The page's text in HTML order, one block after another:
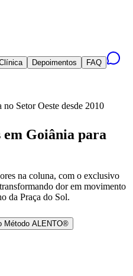
Depoimentos FAQ
no Setor Oeste desde 2010
Goiânia para
na coluna, com o exclusivo
dor em movimento
da Praça do Sol.
Método ALENTO®